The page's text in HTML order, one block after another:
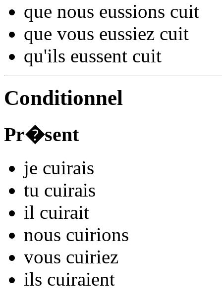
que nous eussions cuit
que vous eussiez cuit
qu'ils eussent cuit
Conditionnel
Pr�sent
je cuirais
tu cuirais
il cuirait
nous cuirions
vous cuiriez
ils cuiraient